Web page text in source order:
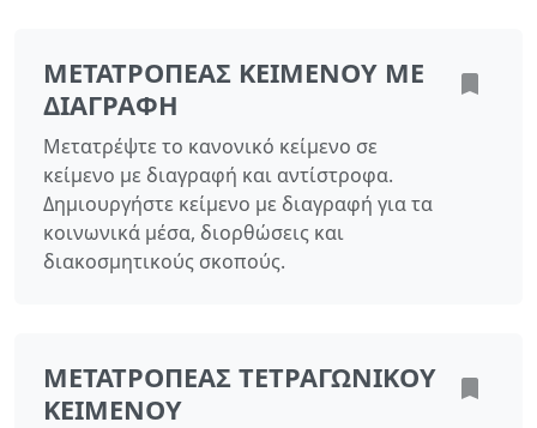
ΜΕΤΑΤΡΟΠΈΑΣ ΚΕΙΜΈΝΟΥ ΜΕ
ΔΙΑΓΡΑΦΉ
Μετατρέψτε το κανονικό κείμενο σε
κείμενο με διαγραφή και αντίστροφα.
Δημιουργήστε κείμενο με διαγραφή για τα
κοινωνικά μέσα, διορθώσεις και
διακοσμητικούς σκοπούς.
ΜΕΤΑΤΡΟΠΈΑΣ ΤΕΤΡΑΓΩΝΙΚΟΎ
ΚΕΙΜΈΝΟΥ